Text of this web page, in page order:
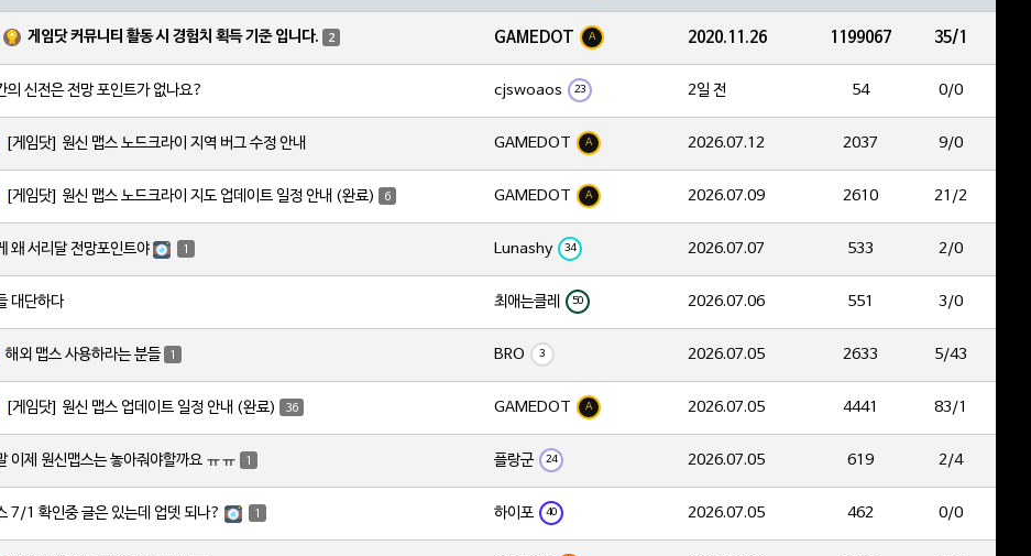
게임닷 커뮤니티 활동 시 경험치 획득 기준 입니다. 2 GAMEDOT A 2020.11.26 1199067 35/1
의 신전은 전망 포인트가 없나요? cjswoaos 23 2일 전 54 0/0
[게임닷] 원신 맵스 노드크라이 지역 버그 수정 안내 GAMEDOT A 2026.07.12 2037 9/0
[게임닷] 원신 맵스 노드크라이 지도 업데이트 일정 안내 (완료) 6 GAMEDOT A 2026.07.09 2610 21/2
왜 서리달 전망포인트야 1 Lunashy 34 2026.07.07 533 2/0
대단하다 최애는클레 50 2026.07.06 551 3/0
해외 맵스 사용하라는 분들 1 BRO 3 2026.07.05 2633 5/43
[게임닷] 원신 맵스 업데이트 일정 안내 (완료) 36 GAMEDOT A 2026.07.05 4441 83/1
이제 원신맵스는 놓아줘야할까요 ㅠㅠ 1 플랑군 24 2026.07.05 619 2/4
7/1 확인중 글은 있는데 업뎃 되나? 1 하이포 40 2026.07.05 462 0/0